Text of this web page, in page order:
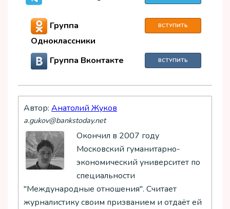
Группа
Одноклассники
ВСТУПИТЬ
Группа Вконтакте ВСТУПИТЬ
Автор: Анатолий Жуков
a.gukov@bankstoday.net
Окончил в 2007 году
Московский гуманитарно-
экономический университет по
специальности
"Международные отношения". Считает
журналистику своим призванием и отдаёт ей